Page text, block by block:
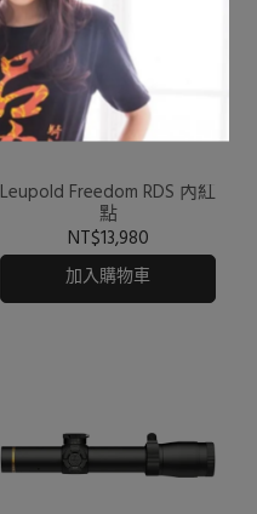
共 6 件商品
Leupold Freedom RDS 內紅
點
NT$13,980
加入購物車